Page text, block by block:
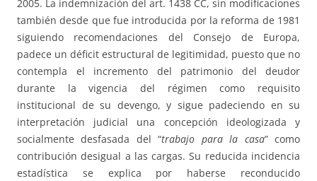
2005. La indemnización del art. 1438 CC, sin modificaciones
también desde que fue introducida por la reforma de 1981
siguiendo recomendaciones del Consejo de Europa,
padece un déficit estructural de legitimidad, puesto que no
contempla el incremento del patrimonio del deudor
durante la vigencia del régimen como requisito
institucional de su devengo, y sigue padeciendo en su
interpretación judicial una concepción ideologizada y
socialmente desfasada del “trabajo para la casa” como
contribución desigual a las cargas. Su reducida incidencia
estadística se explica por haberse reconducido